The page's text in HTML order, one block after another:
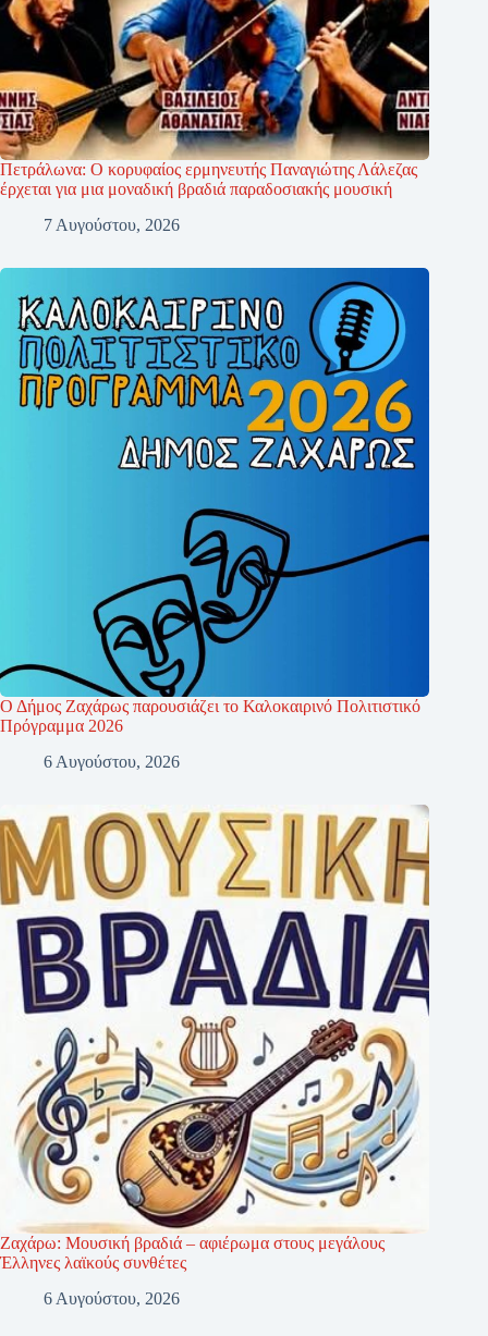
Πετράλωνα: Ο κορυφαίος ερμηνευτής Παναγιώτης Λάλεζας
έρχεται για μια μοναδική βραδιά παραδοσιακής μουσική
7 Αυγούστου, 2026
Ο Δήμος Ζαχάρως παρουσιάζει το Καλοκαιρινό Πολιτιστικό
Πρόγραμμα 2026
6 Αυγούστου, 2026
Ζαχάρω: Μουσική βραδιά – αφιέρωμα στους μεγάλους
Έλληνες λαϊκούς συνθέτες
6 Αυγούστου, 2026